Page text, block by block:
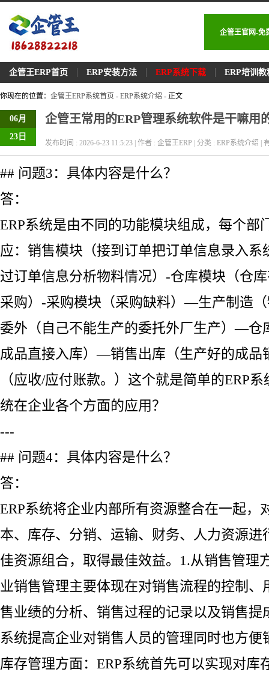
企管王官网-免
企管王ERP首页 ERP安装方法 ERP系统下载 ERP培训教
你现在的位置： 企管王ERP系统首页 - ERP系统介绍 - 正文
06月
23日
企管王常用的ERP管理系统软件是干嘛用
发布时间 : 2026-6-23 11:5:23 | 作者 : 企管王ERP | 分类 : ERP系统介绍 |
## 问题3：具体内容是什么？
答：
ERP系统是由不同的功能模块组成，每个部
应：销售模块（接到订单把订单信息录入系
过订单信息分析物料情况）-仓库模块（仓
采购）-采购模块（采购缺料）—生产制造
委外（自己不能生产的委托外厂生产）—仓
成品直接入库）—销售出库（生产好的成
（应收/应付账款。）这个就是简单的ERP
统在企业各个方面的应用？
---
## 问题4：具体内容是什么？
答：
ERP系统将企业内部所有资源整合在一起，
本、库存、分销、运输、财务、人力资源进
佳资源组合，取得最佳效益。1.从销售管理
业销售管理主要体现在对销售流程的控制、
售业绩的分析、销售过程的记录以及销售提
系统提高企业对销售人员的管理同时也方便
库存管理方面：ERP系统首先可以实现对库